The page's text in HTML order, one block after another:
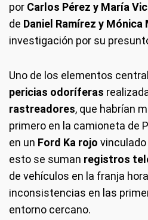
por Carlos Pérez y María
de Daniel Ramírez y Mónica
investigación por su
Uno de los elementos
pericias odoríferas
rastreadores, que habrían
primero en la camioneta de
en un Ford Ka rojo
esto se suman registros
de vehículos en la franja
inconsistencias en las
entorno cercano.